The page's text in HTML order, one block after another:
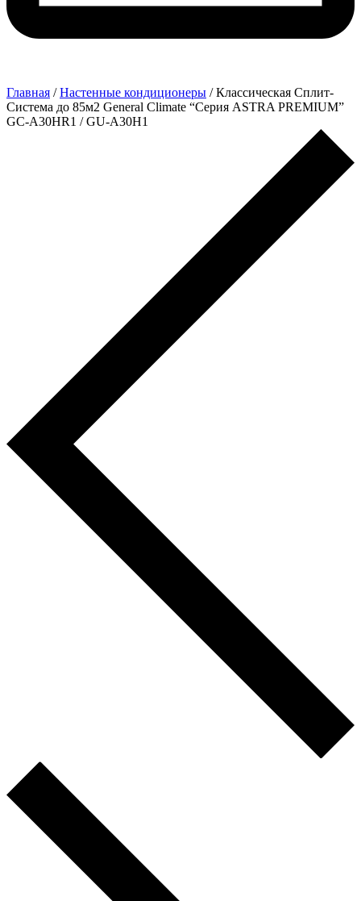
Главная /Настенные кондиционеры / Классическая Сплит-
Система до 85м2 General Climate “Серия ASTRA PREMIUM”
GC-A30HR1 / GU-A30H1